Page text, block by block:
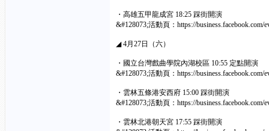
・高雄五甲龍成宮 18:25 踩街開演
&#128073;活動頁： https://business.facebook.com/
◢ 4月27日（六）
・國立台灣戲曲學院內湖校區 10:55 定點開演
&#128073;活動頁： https://business.facebook.com/
・雲林五條港安西府 15:00 踩街開演
&#128073;活動頁： https://business.facebook.com/
・雲林北港朝天宮 17:55 踩街開演